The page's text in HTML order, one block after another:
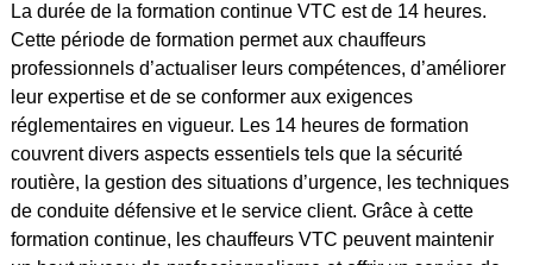
La durée de la formation continue VTC est de 14 heures.
Cette période de formation permet aux chauffeurs
professionnels d’actualiser leurs compétences, d’améliorer
leur expertise et de se conformer aux exigences
réglementaires en vigueur. Les 14 heures de formation
couvrent divers aspects essentiels tels que la sécurité
routière, la gestion des situations d’urgence, les techniques
de conduite défensive et le service client. Grâce à cette
formation continue, les chauffeurs VTC peuvent maintenir